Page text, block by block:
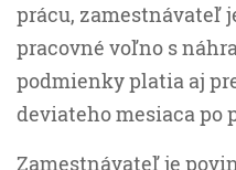
prácu, zamestnávateľ
pracovné voľno s
podmienky platia aj
deviateho mesiaca po
Zamestnávateľ je